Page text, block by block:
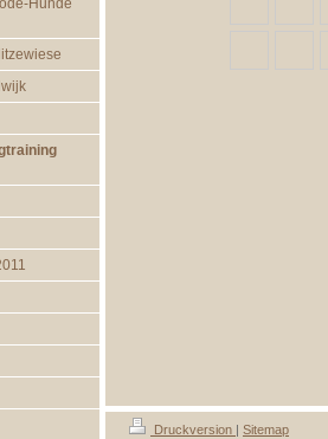
Hunde
Druckversion | Sitemap